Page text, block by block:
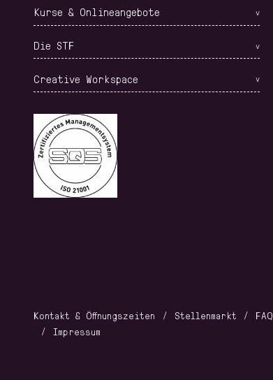
Kurse & Onlineangebote
Die STF
Creative Workspace
Kontakt & Öffnungszeiten Stellenmarkt FAQ
Impressum